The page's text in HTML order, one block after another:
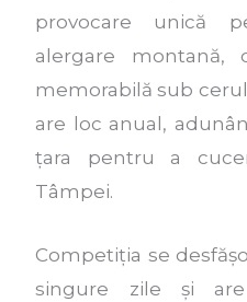
provocare unică
alergare montană,
memorabilă sub
are loc anual,
țara pentru a
Tâmpei.
Competiția se
singure zile și